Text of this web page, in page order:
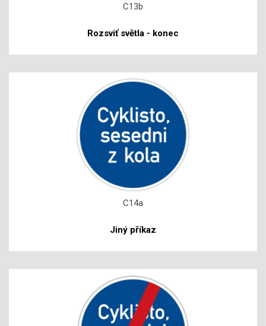
C13b
Rozsviť světla - konec
C14a
Jiný příkaz